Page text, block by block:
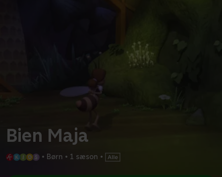
Bien Maja
• Børn • 1 sæson •